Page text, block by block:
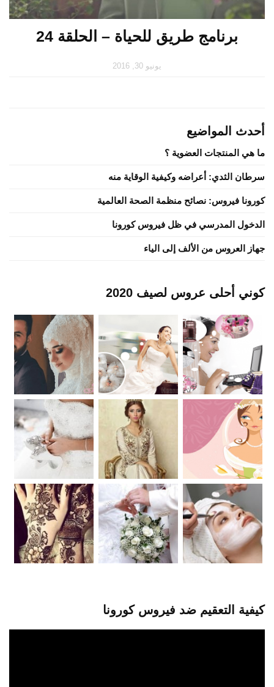
برنامج طريق للحياة – الحلقة 24
يونيو 30, 2016
أحدث المواضيع
ما هي المنتجات العضوية ؟
سرطان الثدي: أعراضه وكيفية الوقاية منه
كورونا فيروس: نصائح منظمة الصحة العالمية
الدخول المدرسي في ظل فيروس كورونا
جهاز العروس من الألف إلى الياء
كوني أحلى عروس لصيف 2020
كيفية التعقيم ضد فيروس كورونا